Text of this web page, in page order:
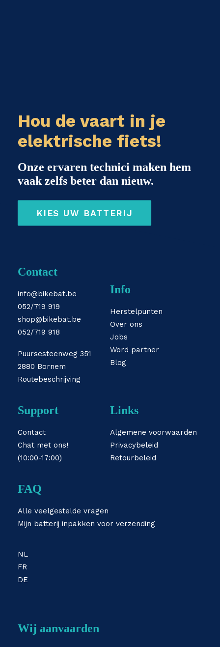
Hou de vaart in je
elektrische fiets!
Onze ervaren technici maken hem
vaak zelfs beter dan nieuw.
KIES UW BATTERIJ
Contact
info@bikebat.be
052/719 919
shop@bikebat.be
052/719 918
Puursesteenweg 351
2880 Bornem
Routebeschrijving
Info
Herstelpunten
Over ons
Jobs
Word partner
Blog
Support
Contact
Chat met ons!
(10:00-17:00)
Links
Algemene voorwaarden
Privacybeleid
Retourbeleid
FAQ
Alle veelgestelde vragen
Mijn batterij inpakken voor verzending
NL
FR
DE
Wij aanvaarden